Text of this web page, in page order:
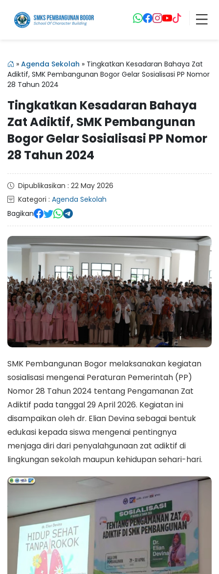
» Agenda Sekolah » Tingkatkan Kesadaran Bahaya Zat
Adiktif, SMK Pembangunan Bogor Gelar Sosialisasi PP Nomor
28 Tahun 2024
Tingkatkan Kesadaran Bahaya
Zat Adiktif, SMK Pembangunan
Bogor Gelar Sosialisasi PP Nomor
28 Tahun 2024
Dipublikasikan : 22 May 2026
Kategori : Agenda Sekolah
Bagikan
SMK Pembangunan Bogor melaksanakan kegiatan
sosialisasi mengenai Peraturan Pemerintah (PP)
Nomor 28 Tahun 2024 tentang Pengamanan Zat
Adiktif pada tanggal 29 April 2026. Kegiatan ini
disampaikan oleh dr. Elian Devina sebagai bentuk
edukasi kepada siswa mengenai pentingnya
menjaga diri dari penyalahgunaan zat adiktif di
lingkungan sekolah maupun kehidupan sehari-hari.